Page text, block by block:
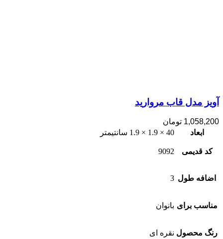
آویز مدل قاب مروارید
1,058,200 تومان
ابعاد
40 × 1.9 × 1.9 سانتیمتر
کد قدیمی 9092
اضافه طول 3
مناسب برای بانوان
رنگ محصول نقره ای